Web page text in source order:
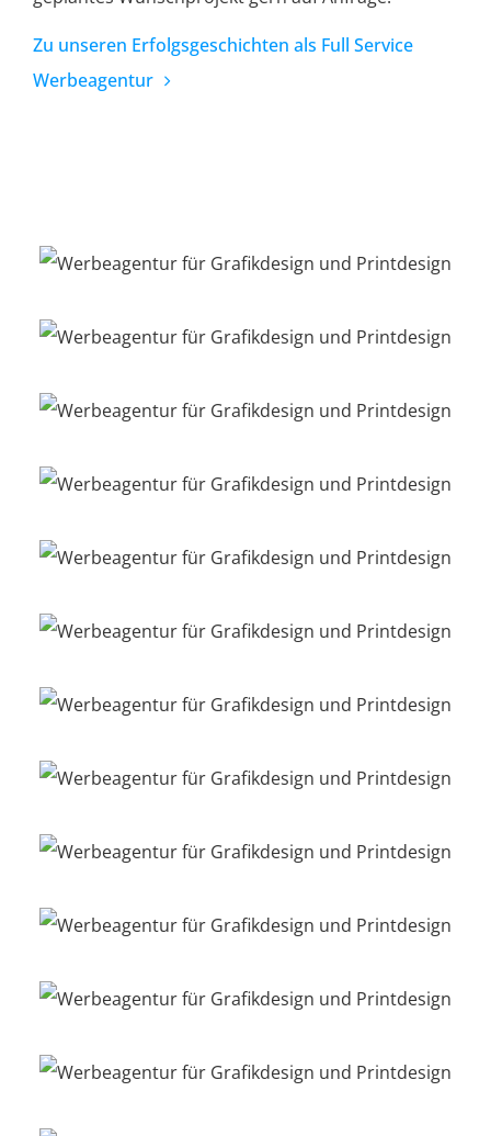
Zu unseren Erfolgsgeschichten als Full Service
Werbeagentur